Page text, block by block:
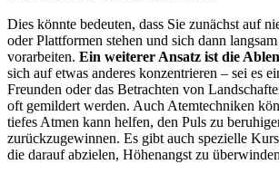
Dies könnte bedeuten, dass Sie zunächst auf
oder Plattformen stehen und sich dann
vorarbeiten. Ein weiterer Ansatz ist die
sich auf etwas anderes konzentrieren – sei es
Freunden oder das Betrachten von
oft gemildert werden. Auch Atemtechniken
tiefes Atmen kann helfen, den Puls zu
zurückzugewinnen. Es gibt auch spezielle
die darauf abzielen, Höhenangst zu